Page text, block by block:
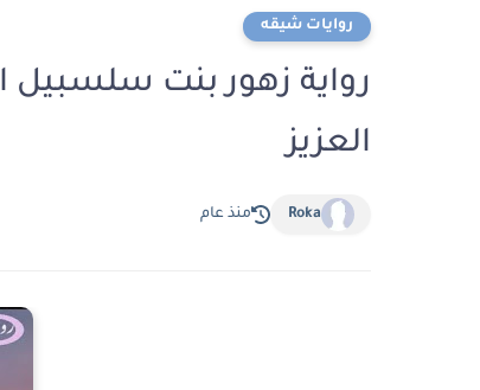
روايات شيقه
العزيز
Roka منذ عام